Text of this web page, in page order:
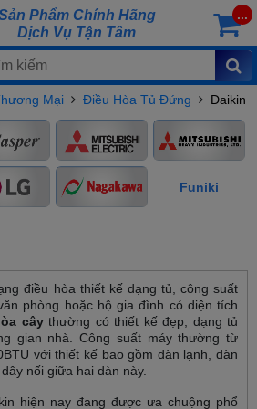
Phẩm Chính Hãng
Dịch Vụ Tận Tâm
...
Mại Điều Hòa Tủ Đứng Daikin
Funiki
điều hòa thiết kế dạng tủ, công suất
phòng hoặc hộ gia đình có diện tích
câythường có thiết kế đẹp, dạng tủ
gian nhà. Công suất máy thường từ
với thiết kế bao gồm dàn lạnh, dàn
nối giữa hai dàn này.
hiện nay đang được ưa chuộng phổ